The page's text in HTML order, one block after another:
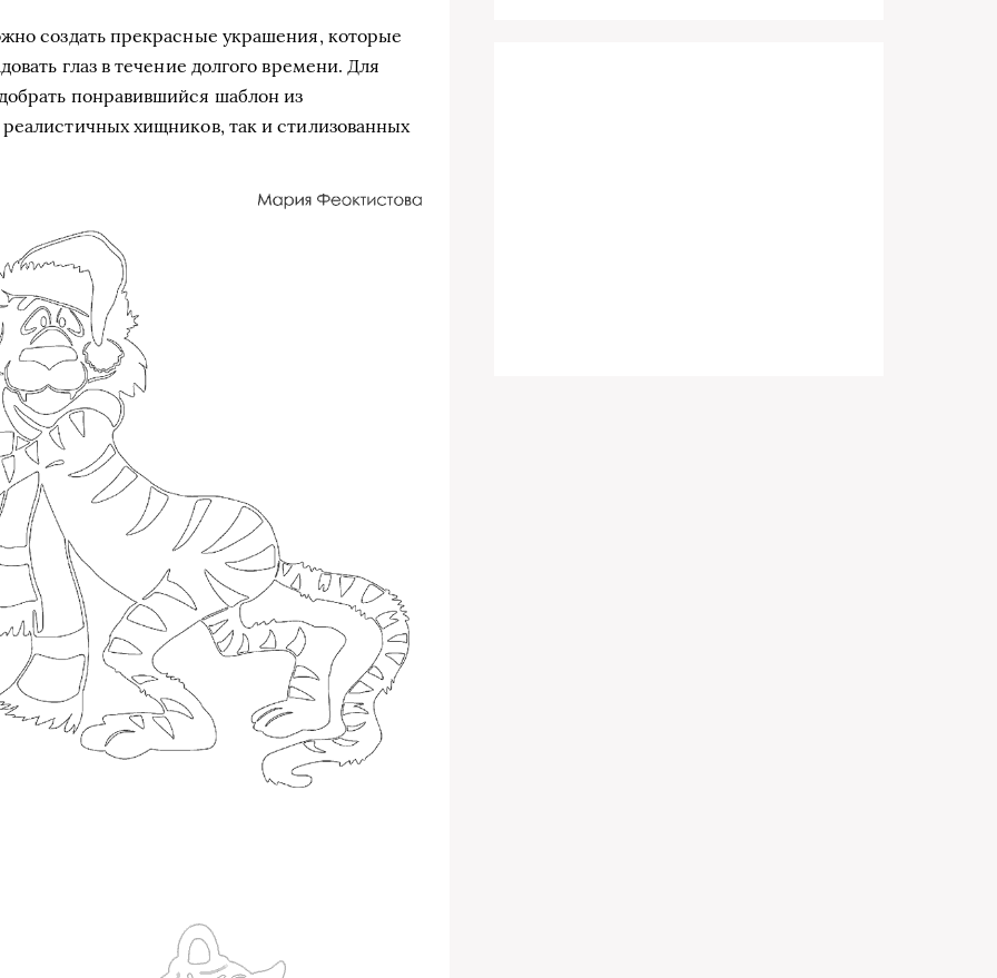
создать прекрасные украшения, которые
глаз в течение долгого времени. Для
понравившийся шаблон из
хищников, так и стилизованных